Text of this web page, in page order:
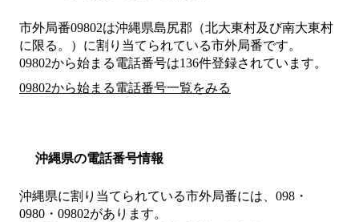
市外局番09802は沖縄県島尻郡（北大東村及び南大東村
に限る。） に割り当てられている市外局番です。
09802から始まる電話番号は136件登録されています。
09802から始まる電話番号一覧をみる
沖縄県の電話番号情報
沖縄県に割り当てられている市外局番には、098・
0980・09802があります。